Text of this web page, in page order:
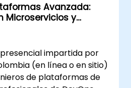
Avanzada:
Microservicios y
impartida por
(en línea o en sitio)
de plataformas de